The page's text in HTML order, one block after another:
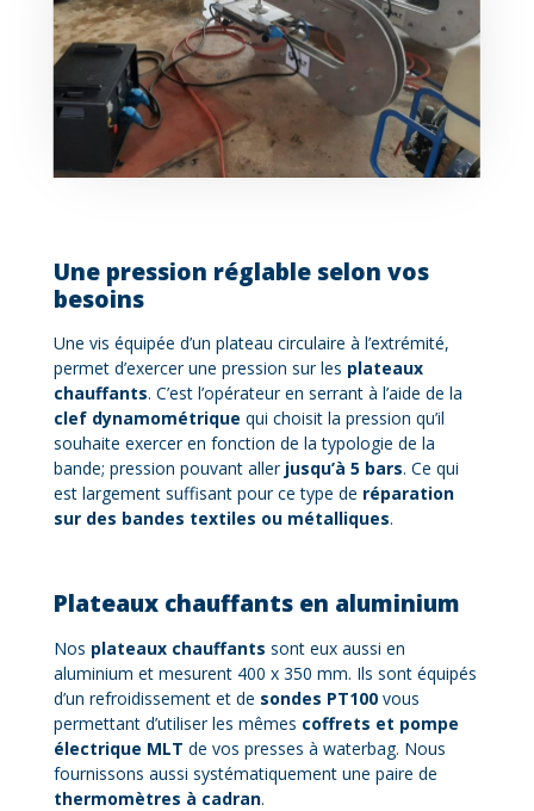
Une pression réglable selon vos
besoins
Une vis équipée d’un plateau circulaire à l’extrémité,
permet d’exercer une pression sur les plateaux
chauffants. C’est l’opérateur en serrant à l’aide de la
clef dynamométrique qui choisit la pression qu’il
souhaite exercer en fonction de la typologie de la
bande; pression pouvant aller jusqu’à 5 bars. Ce qui
est largement suffisant pour ce type de réparation
sur des bandes textiles ou métalliques.
Plateaux chauffants en aluminium
Nos plateaux chauffants sont eux aussi en
aluminium et mesurent 400 x 350 mm. Ils sont équipés
d’un refroidissement et de sondes PT100vous
permettant d’utiliser les mêmes coffrets et pompe
électrique MLT de vos presses à waterbag. Nous
fournissons aussi systématiquement une paire de
thermomètres à cadran.